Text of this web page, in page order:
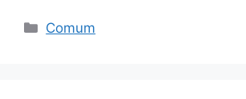
Categories
Comum